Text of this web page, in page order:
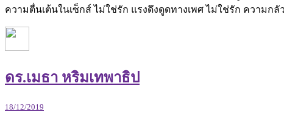
ความตื่นเต้นในเซ็กส์ ไม่ใช่รัก แรงดึงดูดทางเพศ ไม่ใช่รัก ความ
ดร.เมธา หริมเทพาธิป
18/12/2019